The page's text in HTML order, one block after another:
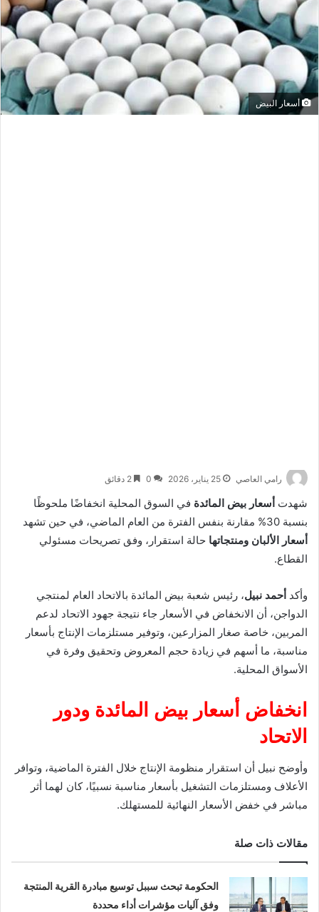
أسعار البيض
رامي العاصي 25 يناير، 2026 0
شهدت أسعار بيض المائدة في السوق المحلية انخفاضًا ملحوظًا
بنسبة 30% مقارنة بنفس الفترة من العام الماضي، في حين تشهد
أسعار الألبان ومنتجاتها حالة استقرار، وفق تصريحات مسئولي
القطاع.
وأكد أحمد نبيل، رئيس شعبة بيض المائدة بالاتحاد العام لمنتجي
الدواجن، أن الانخفاض في الأسعار جاء نتيجة جهود الاتحاد لدعم
المربين، خاصة صغار المزارعين، وتوفير مستلزمات الإنتاج بأسعار
مناسبة، ما أسهم في زيادة حجم المعروض وتحقيق وفرة في
الأسواق المحلية.
انخفاض أسعار بيض المائدة ودور
الاتحاد
وأوضح نبيل أن استقرار منظومة الإنتاج خلال الفترة الماضية، وتوافر
الأعلاف ومستلزمات التشغيل بأسعار مناسبة نسبيًا، كان لهما أثر
مباشر في خفض الأسعار النهائية للمستهلك.
مقالات ذات صلة
الحكومة تبحث سببل توسيع مبادرة القرية المنتجة
وفق آليات مؤشرات أداء محددة